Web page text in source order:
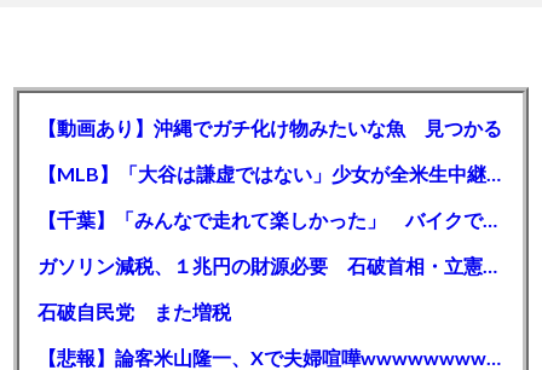
【動画あり】沖縄でガチ化け物みたいな魚 見つかる
【MLB】「大谷は謙虚ではない」少女が全米生中継で突然の大谷翔平批判 サイン無視された過去明かす
【千葉】「みんなで走れて楽しかった」 バイクでバースデー集団暴走 男女５７人を書類送検 SNSで参加者募る
ガソリン減税、１兆円の財源必要 石破首相・立憲野田氏「財源は死に物狂いで確保しなければならない」「本当に死に物狂いで」
石破自民党 また増税
【悲報】論客米山隆一、Xで夫婦喧嘩wwwwwwwwwwww